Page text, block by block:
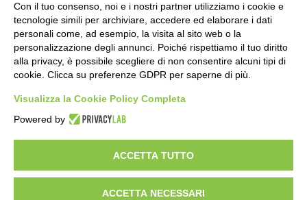
Indirizzo:Via Gaetano Donizetti 30, Collegno
Centralino:0114053925 Email: toic8cg002@istruzione.it
Posta elettronica certificata (PEC):toic8cg002@pec.istruzione.it
Codice fiscale: 95641450010
Codice Indice delle Pubbliche Amministrazioni (IPA): D0ZZDV0V
Codice unico di fatturazione (CUF): FJDH3Z
Copyright 2023 © ISTITUTO COMPRENSIVO "GUGLIELMO MARCONI" |
PEC: TOIC8CG002@pec.istruzione.it
Idea e progetto di Designers Italia
Con il tuo consenso, noi e i nostri partner utilizziamo i cookie e
tecnologie simili per archiviare, accedere ed elaborare i dati
personali come, ad esempio, la visita al sito web o la
personalizzazione degli annunci. Poiché rispettiamo il tuo diritto
alla privacy, è possibile scegliere di non consentire alcuni tipi di
cookie. Clicca su preferenze GDPR per saperne di più.
Visualizza la Cookie Policy Completa
Powered by
ACCETTA TUTTO
ACCETTA NECESSARI